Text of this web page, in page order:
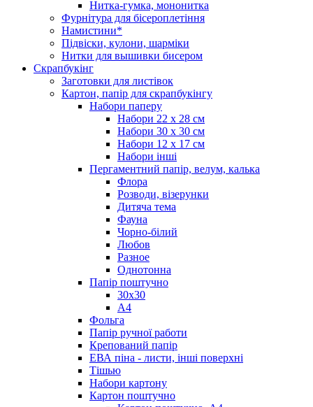
Нитка-гумка, мононитка
Фурнітура для бісероплетіння
Намистини*
Підвіски, кулони, шарміки
Нитки для вышивки бисером
Скрапбукінг
Заготовки для листівок
Картон, папір для скрапбукінгу
Набори паперу
Набори 22 х 28 см
Набори 30 х 30 см
Набори 12 х 17 см
Набори інші
Пергаментний папір, велум, калька
Флора
Розводи, візерунки
Дитяча тема
Фауна
Чорно-білий
Любов
Разное
Однотонна
Папір поштучно
30х30
А4
Фольга
Папір ручної работи
Крепований папір
ЕВА піна - листи, інші поверхні
Тішью
Набори картону
Картон поштучно